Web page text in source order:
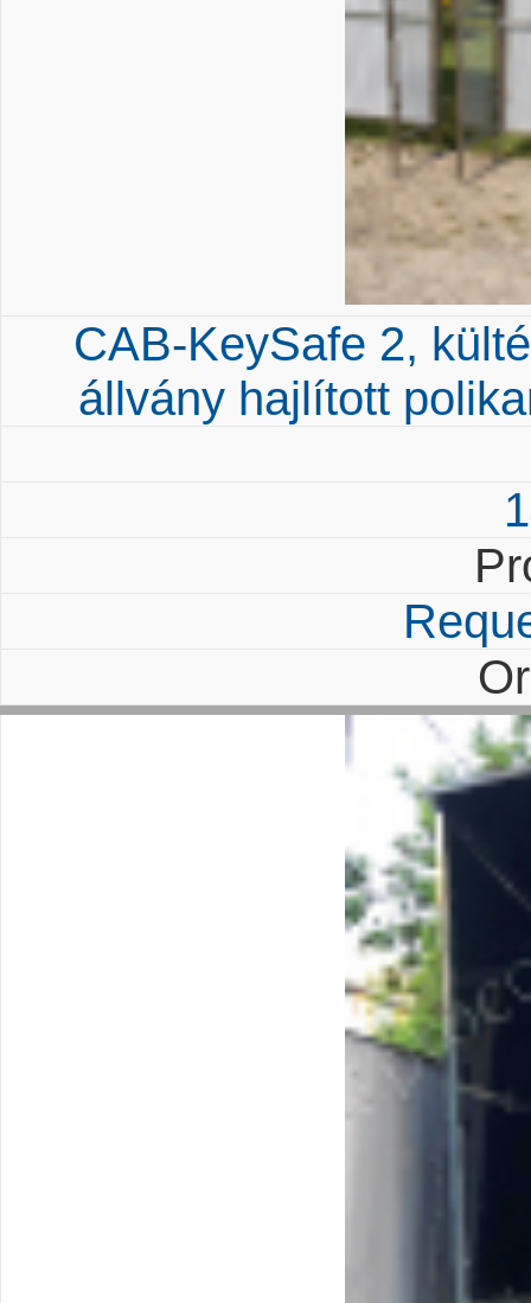
CAB-KeySafe 2,
állvány hajlított